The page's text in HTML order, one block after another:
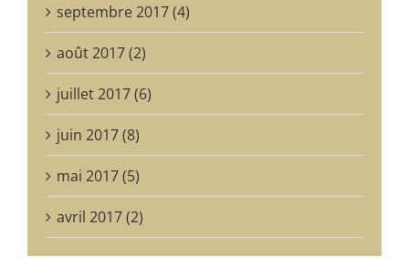
septembre 2017 (4)
août 2017 (2)
juillet 2017 (6)
juin 2017 (8)
mai 2017 (5)
avril 2017 (2)